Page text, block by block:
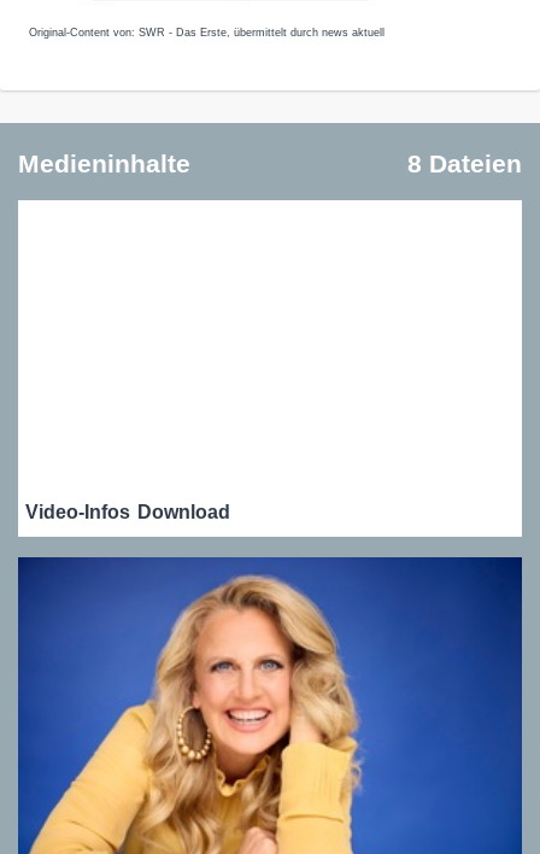
Original-Content von: SWR - Das Erste, übermittelt durch news aktuell
Medieninhalte 8 Dateien
Video-Infos Download